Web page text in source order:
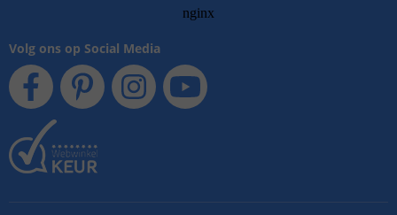
Volg ons op Social Media